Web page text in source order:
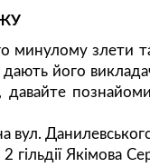
минулому злети
його
вул.
Якімова